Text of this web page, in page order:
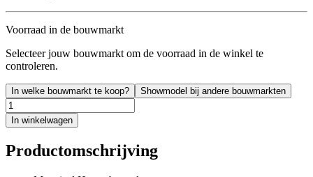
Voorraad in de bouwmarkt
Selecteer jouw bouwmarkt om de voorraad in de winkel te
controleren.
In welke bouwmarkt te koop? Showmodel bij andere bouwmarkten
In winkelwagen
Productomschrijving